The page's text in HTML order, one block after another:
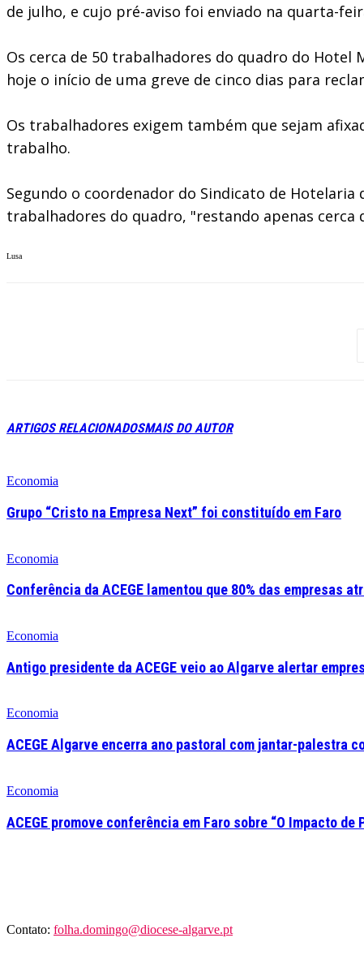
de julho, e cujo pré-aviso foi enviado na quarta-
Os cerca de 50 trabalhadores do quadro do
hoje o início de uma greve de cinco dias para
Os trabalhadores exigem também que sejam
trabalho.
Segundo o coordenador do Sindicato de
trabalhadores do quadro, "restando apenas cerca
Lusa
ARTIGOS RELACIONADOSMAIS DO AUTOR
Economia
Grupo “Cristo na Empresa Next” foi constituído em Faro
Economia
Conferência da ACEGE lamentou que 80% das empresas
Economia
Antigo presidente da ACEGE veio ao Algarve alertar
Economia
ACEGE Algarve encerra ano pastoral com jantar-palestra
Economia
ACEGE promove conferência em Faro sobre “O Impacto de
Contato: folha.domingo@diocese-algarve.pt